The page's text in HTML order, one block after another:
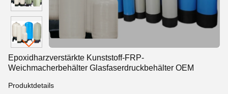
Epoxidharzverstärkte Kunststoff-FRP-
Weichmacherbehälter Glasfaserdruckbehälter OEM
Produktdetails